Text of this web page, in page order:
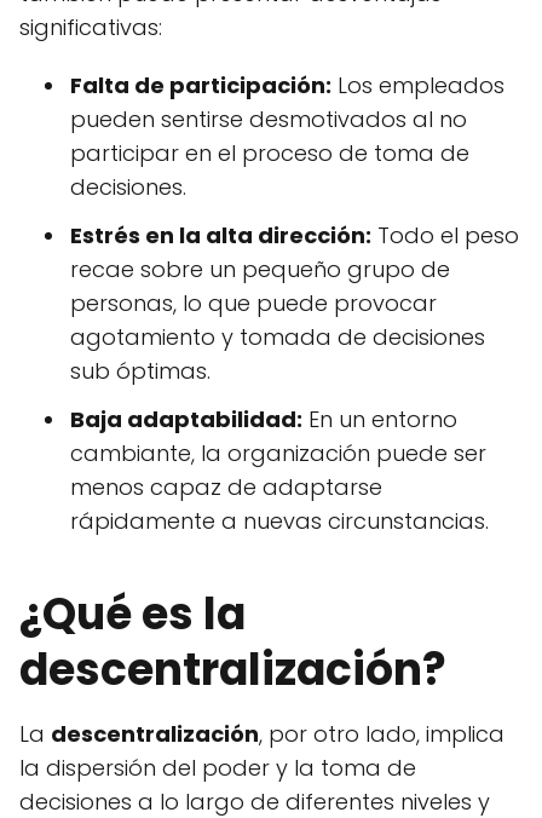
significativas:
Falta de participación: Los empleados
pueden sentirse desmotivados al no
participar en el proceso de toma de
decisiones.
Estrés en la alta dirección: Todo el peso
recae sobre un pequeño grupo de
personas, lo que puede provocar
agotamiento y tomada de decisiones
sub óptimas.
Baja adaptabilidad: En un entorno
cambiante, la organización puede ser
menos capaz de adaptarse
rápidamente a nuevas circunstancias.
¿Qué es la
descentralización?
La descentralización, por otro lado, implica
la dispersión del poder y la toma de
decisiones a lo largo de diferentes niveles y